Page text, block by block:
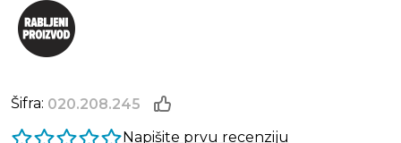
Šifra: 020.208.245
Napišite prvu recenziju